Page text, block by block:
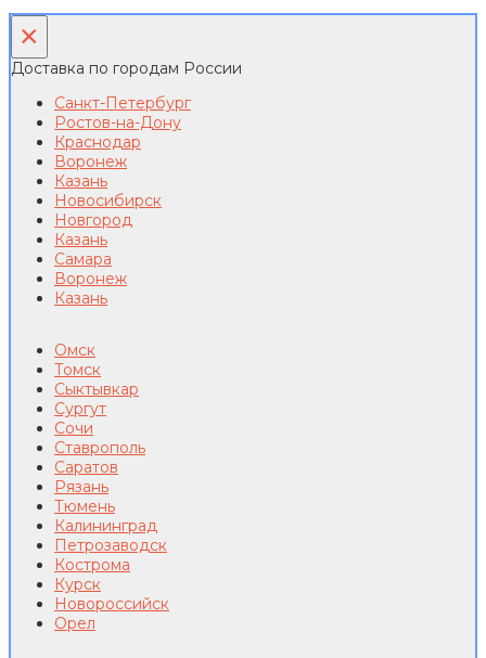
×
Доставка по городам России
Санкт-Петербург
Ростов-на-Дону
Краснодар
Воронеж
Казань
Новосибирск
Новгород
Казань
Самара
Воронеж
Казань
Омск
Томск
Сыктывкар
Сургут
Сочи
Ставрополь
Саратов
Рязань
Тюмень
Калининград
Петрозаводск
Кострома
Курск
Новороссийск
Орел